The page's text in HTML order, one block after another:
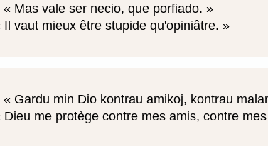
Mas vale ser necio, que porfiado.
Il vaut mieux être stupide qu'opiniâtre.
Gardu min Dio kontrau amikoj, kontrau
Dieu me protège contre mes amis, contre